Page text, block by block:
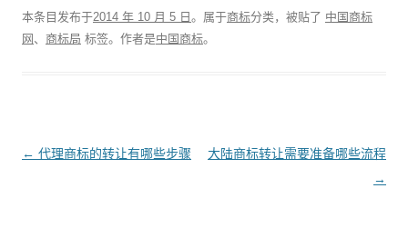
本条目发布于2014 年 10 月 5 日 。属于商标分类，被贴了 中国商标
网 、 商标局 标签。 作者是中国商标。
文
← 代理商标的转让有哪些步骤
大陆商标转让需要准备哪些流程
→